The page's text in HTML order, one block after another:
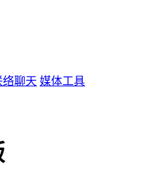
络聊天 媒体工具